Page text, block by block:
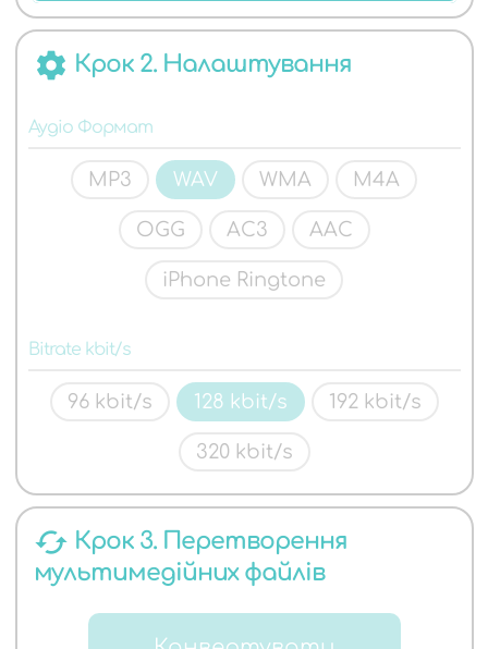
ФОРМАТІВ
settings Крок 2. Налаштування
Аудіо Формат
MP3 WAV WMA M4A
OGG AC3 AAC
iPhone Ringtone
Bitrate kbit/s
96 kbit/s 128 kbit/s 192 kbit/s
320 kbit/s
cached Крок 3. Перетворення
мультимедійних файлів